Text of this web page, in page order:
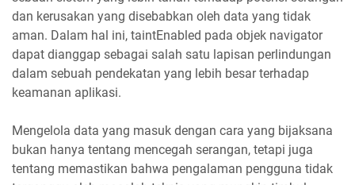
dan kerusakan yang disebabkan oleh data yang tidak
aman. Dalam hal ini, taintEnabled pada objek navigator
dapat dianggap sebagai salah satu lapisan perlindungan
dalam sebuah pendekatan yang lebih besar terhadap
keamanan aplikasi.
Mengelola data yang masuk dengan cara yang bijaksana
bukan hanya tentang mencegah serangan, tetapi juga
tentang memastikan bahwa pengalaman pengguna tidak